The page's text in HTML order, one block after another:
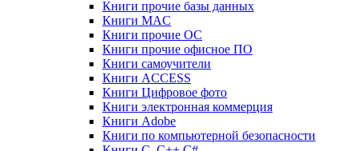
Книги прочие базы данных
Книги MAC
Книги прочие ОС
Книги прочие офисное ПО
Книги самоучители
Книги ACCESS
Книги Цифровое фото
Книги электронная коммерция
Книги Adobe
Книги по компьютерной безопасности